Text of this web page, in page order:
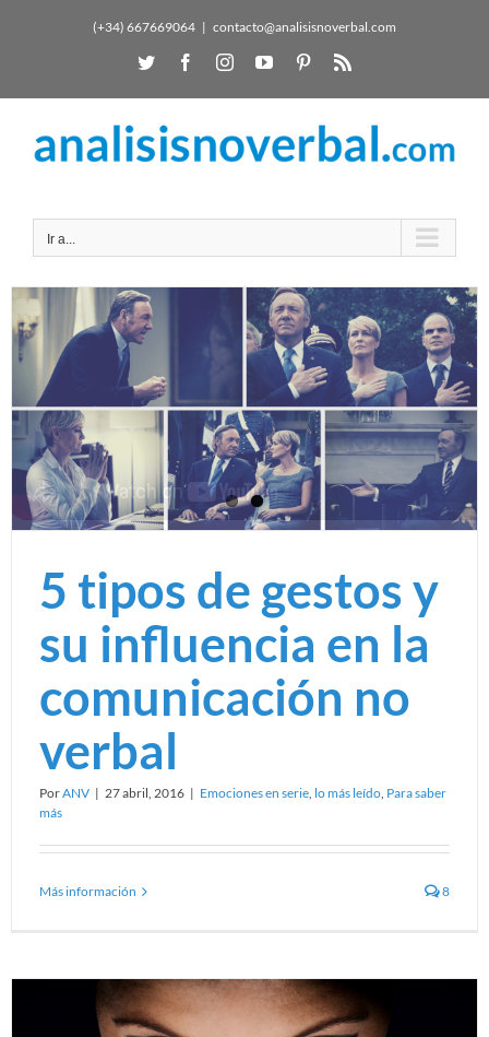
(+34) 667669064 | contacto@analisisnoverbal.com
Ir a...
5 tipos de gestos y
su influencia en la
comunicación no
verbal
PorANV | 27 abril, 2016 | Emociones en serie, lo más leído, Para saber
más
Más información 8